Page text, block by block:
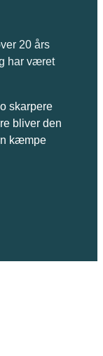
20 års
har været
skarpere
bliver den
kæmpe